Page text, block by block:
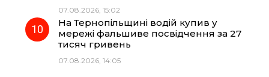
07.08.2026, 15:02
На Тернопільщині водій купив у
мережі фальшиве посвідчення за 27
тисяч гривень
07.08.2026, 14:05